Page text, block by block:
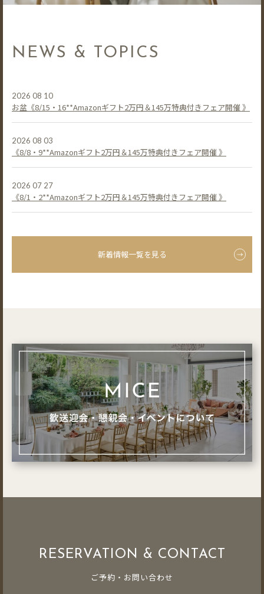
NEWS & TOPICS
2026 08 10
お盆《8/15・16**Amazonギフト2万円＆145万特典付きフェア開催 》
2026 08 03
《8/8・9**Amazonギフト2万円＆145万特典付きフェア開催 》
2026 07 27
《8/1・2**Amazonギフト2万円＆145万特典付きフェア開催 》
新着情報一覧を見る
RESERVATION & CONTACT
ご予約・お問い合わせ